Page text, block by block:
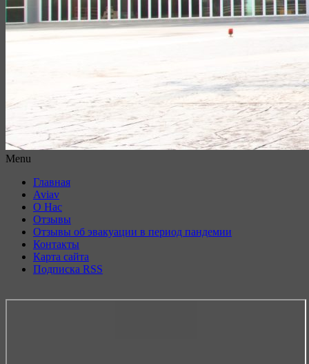
Menu
Главная
Aviav
О Нас
Отзывы
Отзывы об эвакуации в период пандемии
Контакты
Карта сайта
Подписка RSS